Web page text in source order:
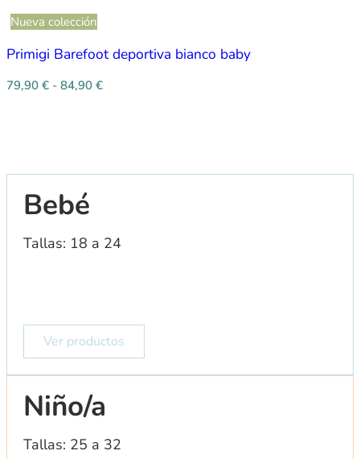
Nueva colección
Primigi Barefoot deportiva bianco baby
79,90 € - 84,90 €
Bebé
Tallas: 18 a 24
Ver productos
Niño/a
Tallas: 25 a 32